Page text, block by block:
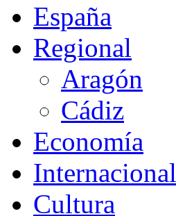
España
Regional
Aragón
Cádiz
Economía
Internacional
Cultura